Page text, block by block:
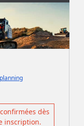
dès
inscription.